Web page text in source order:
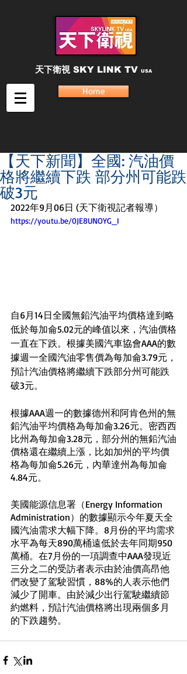
天下衛視 SKY LINK TV USA
Home
【天下新聞】全國: 汽油價
格將繼續下跌 部分州可能跌
破3元
2022年9月06日 (天下衛視記者報導）
https://youtu.be/0JE8UNOYG_I
自6月14日全國無鉛汽油平均價格達到略
低於每加侖5.02元的峰值以來，汽油價格
一直在下跌。根據美國汽車協會AAA的數
據週一全國汽油零售價為每加侖3.79元，
預計汽油價格將繼續下跌部分州可能跌
破3元。
根據AAA週一的數據德州和阿肯色州的無
鉛汽油平均價格為每加侖3.26元。密西西
比州為每加侖3.28元，部分州的無鉛汽油
價格還在繼續上漲，比如加州的平均價
格為每加侖5.26元，內華達州為每加侖
4.84元。
美國能源信息署（Energy Information
Administration）的數據顯示今年夏天全
國汽油需求大幅下降。8月份的平均需求
水平為每天890萬桶遠低於去年同期950
萬桶。在7月份的一項調查中AAA發現近
三分之二的受訪者表示由於油價高昂他
們改變了駕駛習慣，88%的人表示他們
減少了開車。由於減少出行駕駛繼續節
約燃料，預計汽油價格將出現兩個多月
的下跌趨勢。